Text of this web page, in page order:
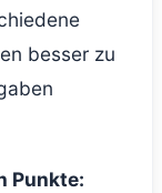
besser zu
Punkte: